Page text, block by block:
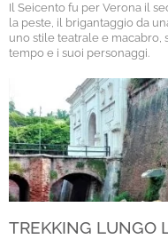
Il Seicento fu per Verona il
la peste, il brigantaggio da
uno stile teatrale e
tempo e i suoi personaggi.
TREKKING LUNGO